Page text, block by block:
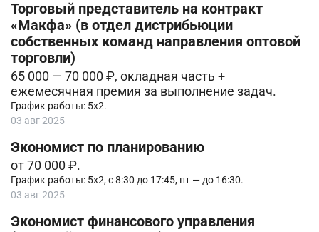
Торговый представитель на контракт
«Макфа» (в отдел дистрибьюции
собственных команд направления оптовой
торговли)
65 000 — 70 000 ₽, окладная часть +
ежемесячная премия за выполнение задач.
График работы: 5х2.
03 авг 2025
Экономист по планированию
от 70 000 ₽.
График работы: 5х2, с 8:30 до 17:45, пт — до 16:30.
03 авг 2025
Экономист финансового управления